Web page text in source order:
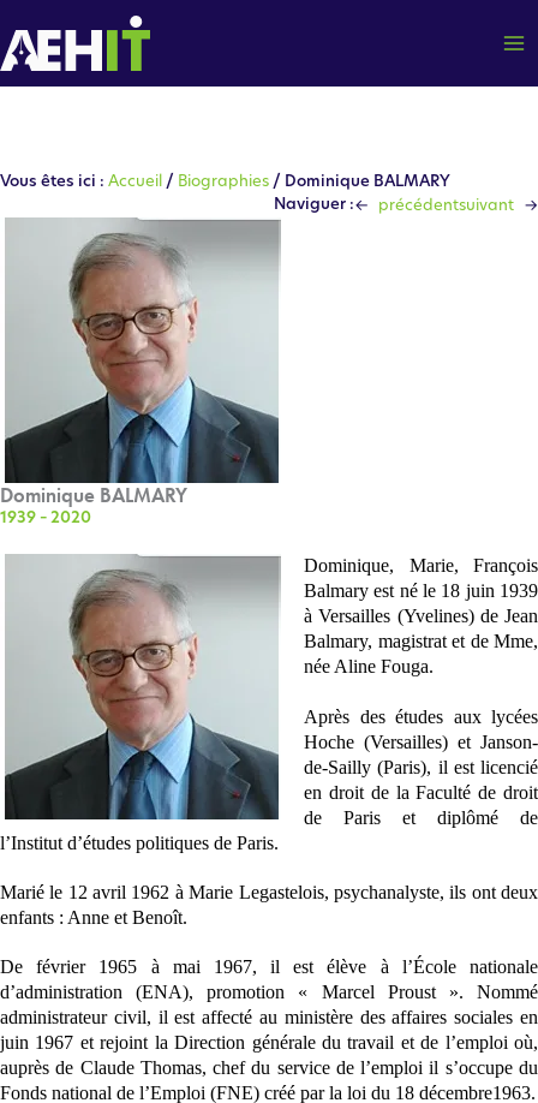
au
contenu
Vous êtes ici : Accueil / Biographies / Dominique BALMARY
Naviguer :← précédentsuivant →
Dominique BALMARY
1939 – 2020
Dominique, Marie, François
Balmary est né le 18 juin 1939
à Versailles (Yvelines) de Jean
Balmary, magistrat et de Mme,
née Aline Fouga.
Après des études aux lycées
Hoche (Versailles) et Janson-
de-Sailly (Paris), il est licencié
en droit de la Faculté de droit
de Paris et diplômé de
l’Institut d’études politiques de Paris.
Marié le 12 avril 1962 à Marie Legastelois, psychanalyste, ils ont deux
enfants : Anne et Benoît.
De février 1965 à mai 1967, il est élève à l’École nationale
d’administration (ENA), promotion « Marcel Proust ». Nommé
administrateur civil, il est affecté au ministère des affaires sociales en
juin 1967 et rejoint la Direction générale du travail et de l’emploi où,
auprès de Claude Thomas, chef du service de l’emploi il s’occupe du
Fonds national de l’Emploi (FNE) créé par la loi du 18 décembre1963.